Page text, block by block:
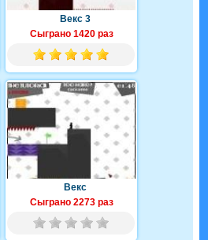
Векс 3
Сыграно 1420 раз
Векс
Сыграно 2273 раз